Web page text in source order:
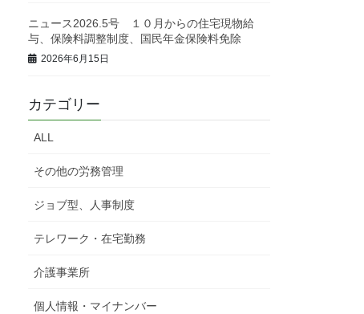
ニュース2026.5号 １０月からの住宅現物給
与、保険料調整制度、国民年金保険料免除
2026年6月15日
カテゴリー
ALL
その他の労務管理
ジョブ型、人事制度
テレワーク・在宅勤務
介護事業所
個人情報・マイナンバー